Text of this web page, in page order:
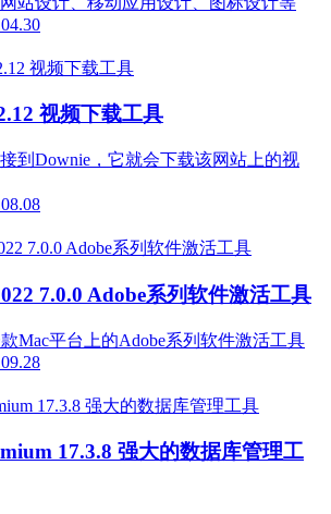
视频下载工具
到Downie，它就会下载该网站上的视
7.0.0 Adobe系列软件激活工具
Mac平台上的Adobe系列软件激活工具
17.3.8 强大的数据库管理工